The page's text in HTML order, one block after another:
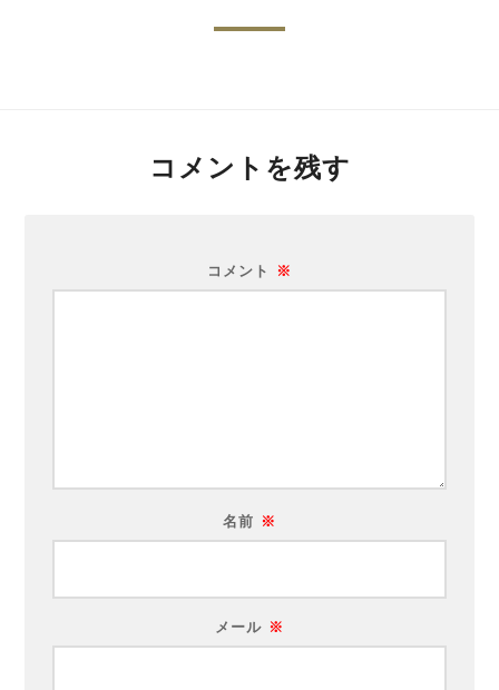
コメントを残す
コメント ※
名前 ※
メール ※